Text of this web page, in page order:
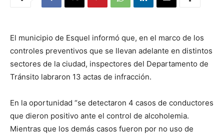
El municipio de Esquel informó que, en el marco de los
controles preventivos que se llevan adelante en distintos
sectores de la ciudad, inspectores del Departamento de
Tránsito labraron 13 actas de infracción.
En la oportunidad “se detectaron 4 casos de conductores
que dieron positivo ante el control de alcoholemia.
Mientras que los demás casos fueron por no uso de